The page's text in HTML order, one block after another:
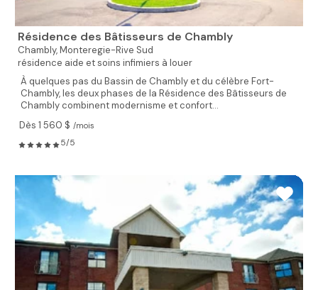
Résidence des Bâtisseurs de Chambly
Chambly,Monteregie-Rive Sud
résidence aide et soins infimiers à louer
À quelques pas du Bassin de Chambly et du célèbre Fort-
Chambly, les deux phases de la Résidence des Bâtisseurs de
Chambly combinent modernisme et confort...
Dès 1 560 $ /mois
5/5